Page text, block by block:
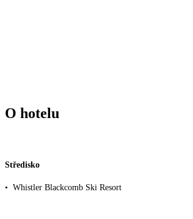
O hotelu
Středisko
• Whistler Blackcomb Ski Resort